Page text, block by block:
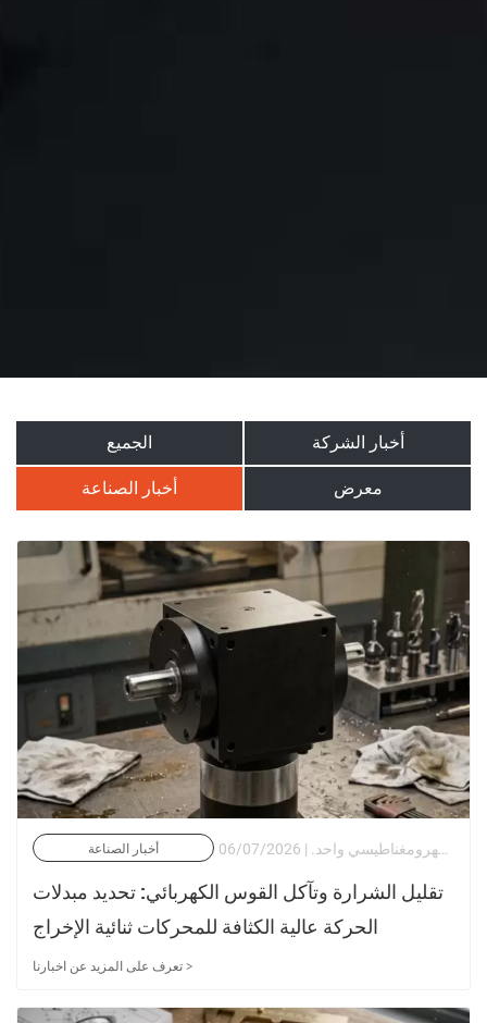
الجميع أخبار الشركة
أخبار الصناعة معرض
أخبار الصناعة في الأتمتة الصناعية الثقيلة، والأنظمة المساعدة للسيارات، وهندسة الأدوات الكهربائية المتقدمة، تعمل محركات الإخراج ذات العمود المزدوج كحل ميكانيكي أنيق لمشكلة معقدة: قيادة حمولتين ميكانيكيتين مستقلتين أو مسارات حركية في وقت واحد من مصدر طاقة كهرومغناطيسي واحد. | 06/07/2026
تقليل الشرارة وتآكل القوس الكهربائي: تحديد مبدلات
الحركة عالية الكثافة للمحركات ثنائية الإخراج
تعرف على المزيد عن اخبارنا >